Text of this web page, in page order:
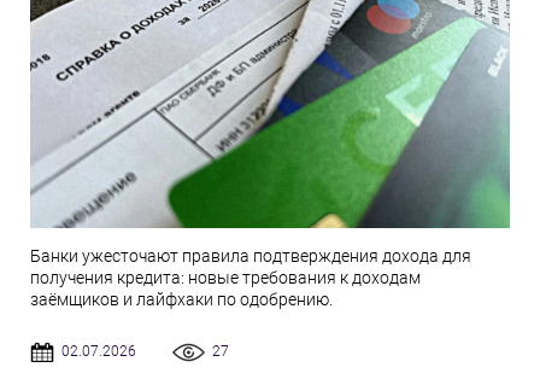
Банки ужесточают правила подтверждения дохода для
получения кредита: новые требования к доходам
заёмщиков и лайфхаки по одобрению.
02.07.2026 27